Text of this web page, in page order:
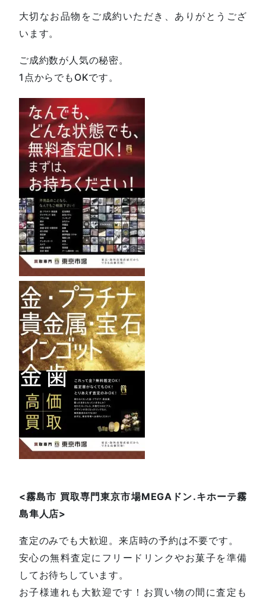
大切なお品物をご成約いただき、ありがとうござ
います。
ご成約数が人気の秘密。
1点からでもOKです。
<霧島市 買取専門東京市場MEGA ドン.キホーテ霧
島隼人店>
査定のみでも大歓迎。来店時の予約は不要です。
安心の無料査定にフリードリンクやお菓子を準備
してお待ちしています。
お子様連れも大歓迎です！お買い物の間に査定も